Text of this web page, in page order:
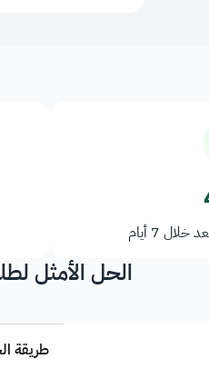
7 أيام
الحل الأمثل
طريقة